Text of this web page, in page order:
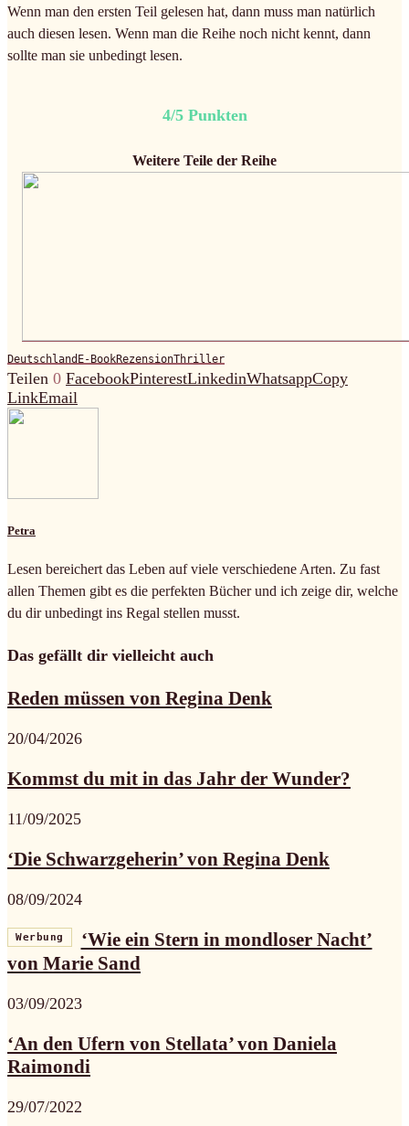
Wenn man den ersten Teil gelesen hat, dann muss man natürlich
auch diesen lesen. Wenn man die Reihe noch nicht kennt, dann
sollte man sie unbedingt lesen.
4/5 Punkten
Weitere Teile der Reihe
Deutschland E-BookRezensionThriller
Teilen 0 FacebookPinterestLinkedinWhatsappCopy
LinkEmail
Petra
Lesen bereichert das Leben auf viele verschiedene Arten. Zu fast
allen Themen gibt es die perfekten Bücher und ich zeige dir, welche
du dir unbedingt ins Regal stellen musst.
Das gefällt dir vielleicht auch
Reden müssen von Regina Denk
20/04/2026
Kommst du mit in das Jahr der Wunder?
11/09/2025
‘Die Schwarzgeherin’ von Regina Denk
08/09/2024
Werbung
‘Wie ein Stern in mondloser Nacht’
von Marie Sand
03/09/2023
‘An den Ufern von Stellata’ von Daniela
Raimondi
29/07/2022